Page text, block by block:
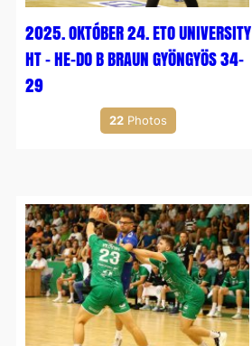
2025. OKTÓBER 24. ETO UNIVERSITY
HT – HE-DO B BRAUN GYÖNGYÖS 34-
29
22 Photos